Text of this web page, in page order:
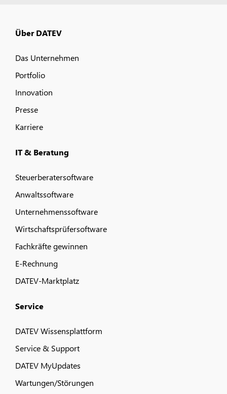
Über DATEV
Das Unternehmen
Portfolio
Innovation
Presse
Karriere
IT & Beratung
Steuerberatersoftware
Anwaltssoftware
Unternehmenssoftware
Wirtschaftsprüfersoftware
Fachkräfte gewinnen
E-Rechnung
DATEV-Marktplatz
Service
DATEV Wissensplattform
Service & Support
DATEV MyUpdates
Wartungen/Störungen